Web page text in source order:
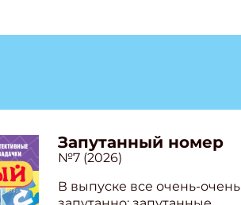
Запутанный номер
№7 (2026)
В выпуске все очень-очень